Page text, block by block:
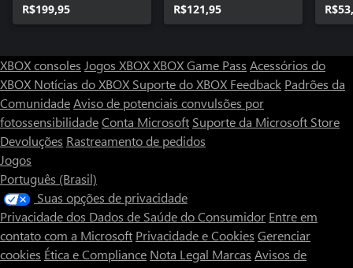
R$199,95 R$121,95
XBOX consoles Jogos XBOXXBOX Game Pass Acessórios do
XBOX Notícias do XBOX Suporte do XBOX Feedback Padrões da
ComunidadeAviso de potenciais convulsões por
fotossensibilidadeConta Microsoft Suporte da Microsoft Store
Devoluções Rastreamento de pedidos
Jogos
Português (Brasil)
Suas opções de privacidade
Privacidade dos Dados de Saúde do Consumidor Entre em
contato com a Microsoft Privacidade e Cookies Gerenciar
cookies Ética e Compliance Nota Legal Marcas Avisos de